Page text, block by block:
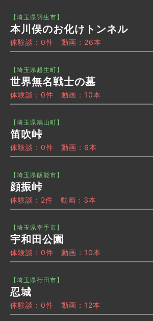
【埼玉県羽生市】
本川俣のお化けトンネル
体験談：0件 動画：26本
【埼玉県越生町】
世界無名戦士の墓
体験談：0件 動画：10本
【埼玉県鳩山町】
笛吹峠
体験談：0件 動画：6本
【埼玉県飯能市】
顔振峠
体験談：2件 動画：3本
【埼玉県幸手市】
宇和田公園
体験談：0件 動画：10本
【埼玉県行田市】
忍城
体験談：0件 動画：12本